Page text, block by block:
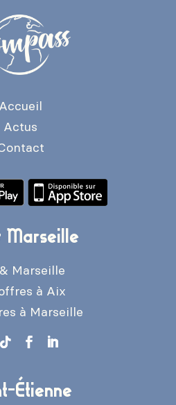
Accueil
Actus
Marseille
Marseille
à Aix
à Marseille
Étienne